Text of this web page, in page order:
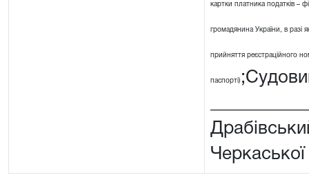
картки платника податків –
громадянина України, в разі
прийняття реєстраційного
паспорті)